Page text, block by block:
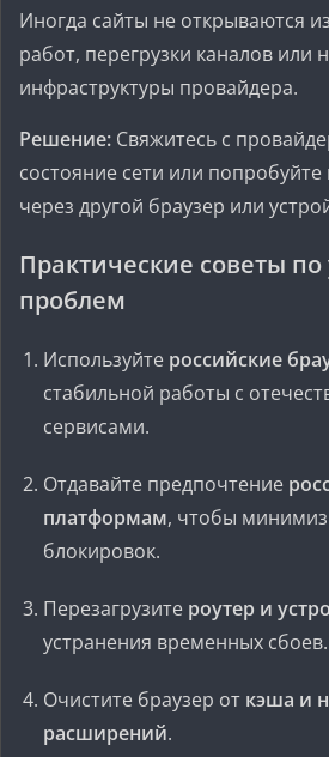
Иногда сайты не открываются
работ, перегрузки каналов или
инфраструктуры провайдера.
Решение: Свяжитесь с
состояние сети или
через другой браузер или
Практические советы
проблем
Используйте российские
стабильной работы с
сервисами.
Отдавайте предпочтение
платформам, чтобы
блокировок.
Перезагрузите роутер и
устранения временных сбоев.
Очистите браузер от кэша и
расширений.